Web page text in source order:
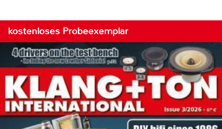
kostenloses Probeexemplar